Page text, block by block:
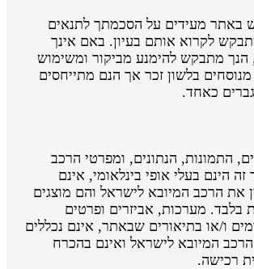
באתר מעידים על הסכמתך לתנאים
לקרוא אותם בעיון. באם אינך
מתבקש להימנע מביקור ומשימוש
בלשון זכר אך הנם מתייחסים
כאחד.
התמונות, הנתונים, ומפרטי הרכב
הינם בעלי אופי בינלאומי, אינם
את הרכב המיובא לישראל והם מוצגים
מערכות, אביזרים ופרטים
ו/או בתיאורים שבאתר, אינם נכללים
המיובא לישראל ואינם בהכרח
רכישה.